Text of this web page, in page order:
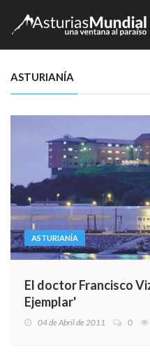
ASTURIANÍA
ASTURIANÍA
El doctor Francisco
Ejemplar'
04 de Abril de 2011 0